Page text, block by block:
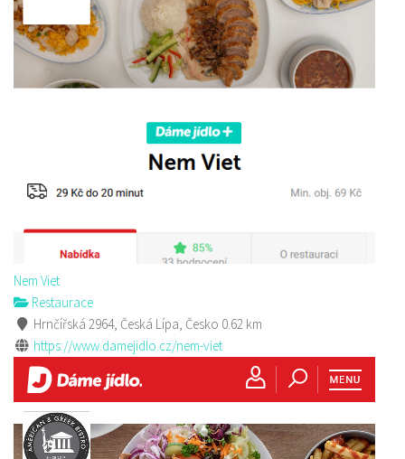
Nem Viet
Restaurace
Hrnčířská 2964, Česká Lípa, Česko 0.62 km
https://www.damejidlo.cz/nem-viet